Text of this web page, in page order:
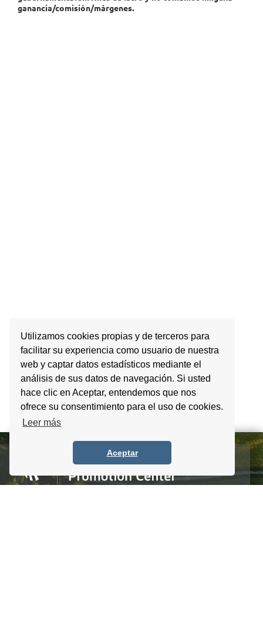
Utilizamos cookies propias y de terceros para
facilitar su experiencia como usuario de nuestra
web y captar datos estadísticos mediante el
análisis de sus datos de navegación. Si usted
hace clic en Aceptar, entendemos que nos
ofrece su consentimiento para el uso de cookies.
Leer más
Aceptar
ganancia/comisión/márgenes.